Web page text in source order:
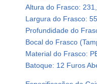
t
5
0
0
m
l
B
Altura do Frasco:
Largura do Frasco:
Profundidade do
Bocal do Frasco
Material do Frasco:
Batoque: 12 Furos